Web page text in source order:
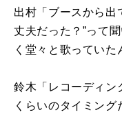
出村「ブースから出
丈夫だった？”って
く堂々と歌っていた
鈴木「レコーディン
くらいのタイミン